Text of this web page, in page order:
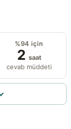
%94 için
2 saat
cevab müddeti